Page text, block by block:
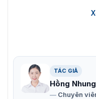
Máy chấm công kiểm
Các đặc điểm
soát cửa Horus
1. Linh hoạt trong sử
TÁC GIẢ
Hồng Nhung
Chuyên